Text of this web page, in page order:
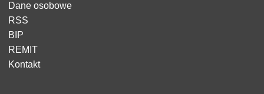
Dane osobowe
RSS
BIP
REMIT
Kontakt